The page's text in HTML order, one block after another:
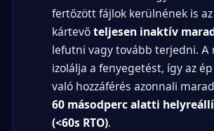
fertőzött fájlok kerülnének is az
kártevőteljesen inaktív marad
lefutni vagy tovább terjedni. A
izolálja a fenyegetést, így az
való hozzáférés azonnali
60 másodperc alatti
(<60s RTO).